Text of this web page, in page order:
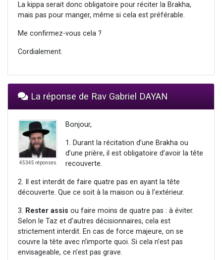
La kippa serait donc obligatoire pour réciter la Brakha,
mais pas pour manger, même si cela est préférable.
Me confirmez-vous cela ?
Cordialement.
La réponse de Rav Gabriel DAYAN
45345 réponses
Bonjour,
1. Durant la récitation d’une Brakha ou
d’une prière, il est obligatoire d’avoir la tête
recouverte.
2. Il est interdit de faire quatre pas en ayant la tête
découverte. Que ce soit à la maison ou à l’extérieur.
3. Rester assis ou faire moins de quatre pas : à éviter.
Selon le Taz et d’autres décisionnaires, cela est
strictement interdit. En cas de force majeure, on se
couvre la tête avec n’importe quoi. Si cela n’est pas
envisageable, ce n’est pas grave.